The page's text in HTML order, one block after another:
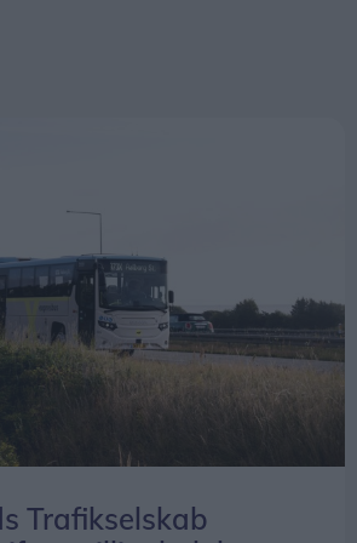
Søpark.
trofaste kunder kom forbi og
Trafikselskab